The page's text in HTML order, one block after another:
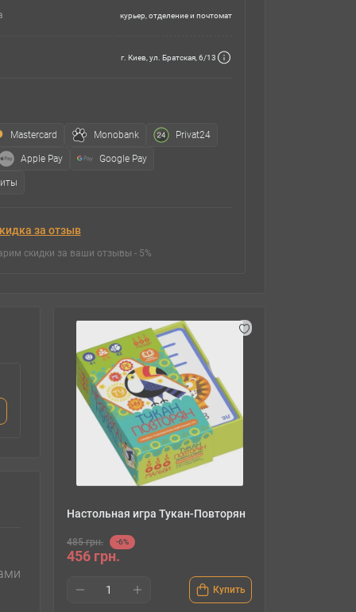
курьер, отделение и почтомат
г. Киев, ул. Братская, 6/13
Mastercard Monobank Privat24
Apple Pay Google Pay
за отзыв
скидки за ваши отзывы - 5%
Настольная игра Тукан-Повторян
485 грн. -6%
456 грн.
Купить